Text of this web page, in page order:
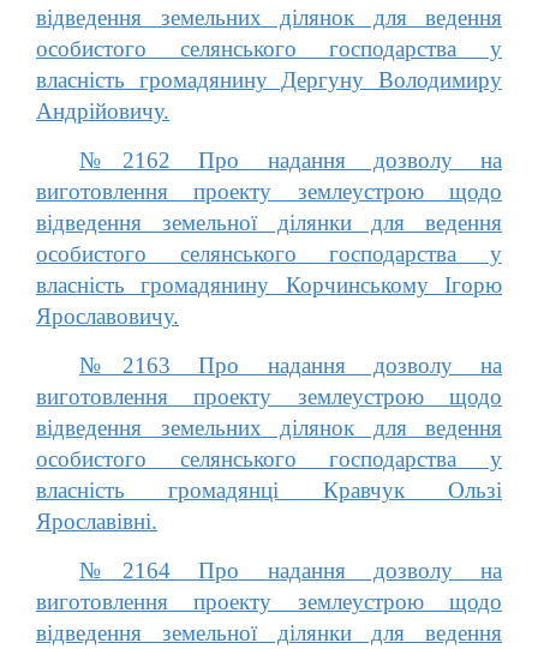
відведення земельних ділянок для ведення
особистого селянського господарства у
власність громадянину Дергуну Володимиру
Андрійовичу.
№2162 Про надання дозволу на
виготовлення проекту землеустрою щодо
відведення земельної ділянки для ведення
особистого селянського господарства у
власність громадянину Корчинському Ігорю
Ярославовичу.
№2163 Про надання дозволу на
виготовлення проекту землеустрою щодо
відведення земельних ділянок для ведення
особистого селянського господарства у
власність громадянці Кравчук Ользі
Ярославівні.
№2164 Про надання дозволу на
виготовлення проекту землеустрою щодо
відведення земельної ділянки для ведення